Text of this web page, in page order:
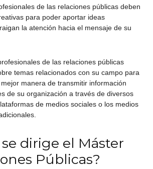
de las relaciones públicas deben
para poder aportar ideas
la atención hacia el mensaje de su
de las relaciones públicas
temas relacionados con su campo para
manera de transmitir información
de su organización a través de diversos
de medios sociales o los medios
dirige el Máster
Públicas?